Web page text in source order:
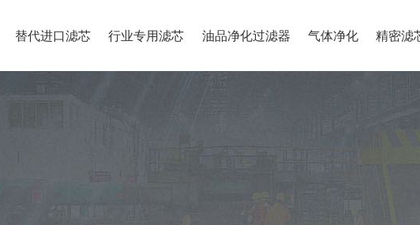
替代进口滤芯 行业专用滤芯 油品净化过滤器 气体净化 精密滤